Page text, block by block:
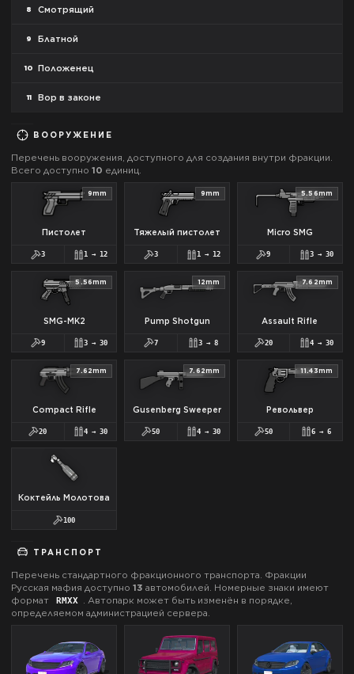
8 Смотрящий
9 Блатной
10 Положенец
11 Вор в законе
ВООРУЖЕНИЕ
Перечень вооружения, доступного для создания внутри фракции.
Всего доступно 10 единиц.
9mm
Пистолет
3 1 →12
9mm
Тяжелый пистолет
3 1→ 12
5.56mm
Micro SMG
9 3→ 30
5.56mm
SMG-MK2
9 3 →30
12mm
Pump Shotgun
7 3 →8
7.62mm
Assault Rifle
20 4→ 30
7.62mm
Compact Rifle
20 4 →30
7.62mm
Gusenberg Sweeper
50 4→ 30
11.43mm
Револьвер
50 6 →6
Коктейль Молотова
100
ТРАНСПОРТ
Перечень стандартного фракционного транспорта. Фракции
Русская мафия доступно 13 автомобилей. Номерные знаки имеют
формат
RMXX
Автопарк может быть изменён в порядке,
определяемом администрацией сервера.